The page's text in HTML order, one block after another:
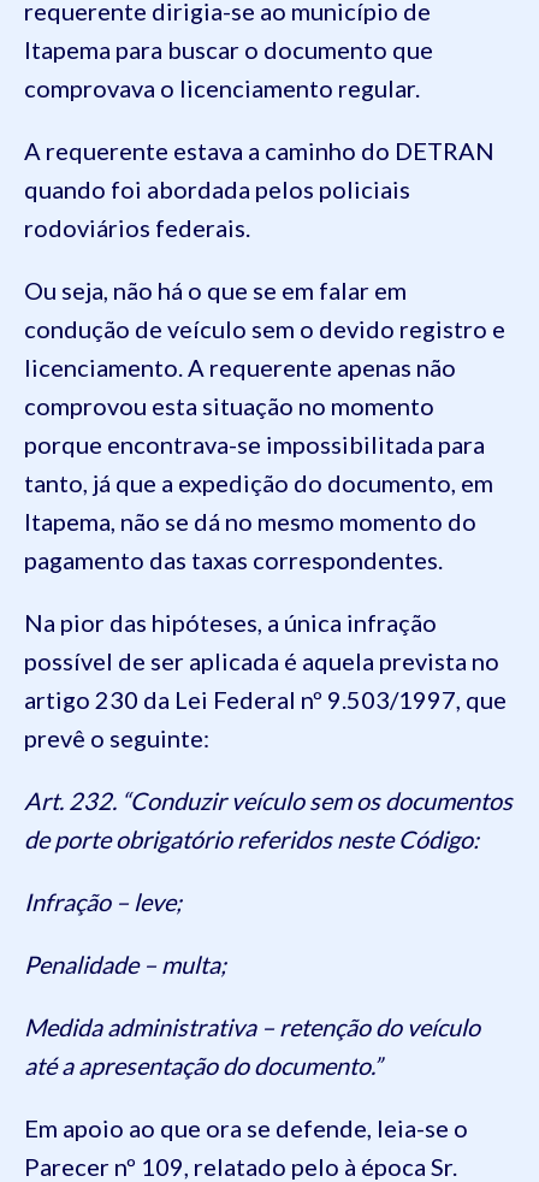
requerente dirigia-se ao município de
Itapema para buscar o documento que
comprovava o licenciamento regular.
A requerente estava a caminho do DETRAN
quando foi abordada pelos policiais
rodoviários federais.
Ou seja, não há o que se em falar em
condução de veículo sem o devido registro e
licenciamento. A requerente apenas não
comprovou esta situação no momento
porque encontrava-se impossibilitada para
tanto, já que a expedição do documento, em
Itapema, não se dá no mesmo momento do
pagamento das taxas correspondentes.
Na pior das hipóteses, a única infração
possível de ser aplicada é aquela prevista no
artigo 230 da Lei Federal nº 9.503/1997, que
prevê o seguinte:
Art. 232. “Conduzir veículo sem os documentos
de porte obrigatório referidos neste Código:
Infração – leve;
Penalidade – multa;
Medida administrativa – retenção do veículo
até a apresentação do documento.”
Em apoio ao que ora se defende, leia-se o
Parecer nº 109, relatado pelo à época Sr.